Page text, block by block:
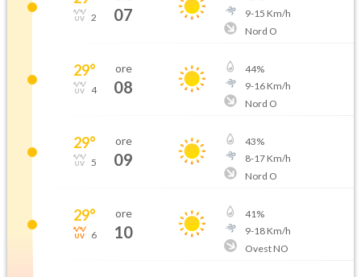
2 07
9-15 Km/h
Nord O
29°
4
ore
08
44%
9-16Km/h
Nord O
29°
5
ore
09
43%
8-17Km/h
Nord O
29°
6
ore
10
41%
9-18Km/h
Ovest NO